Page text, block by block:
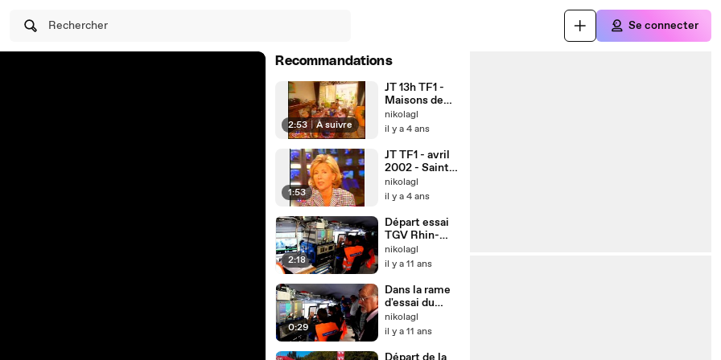
Rechercher Se connecter
Recommandations
2:53 | À suivre
JT 13h TF1 -
Maisons de
famille à Saint
Aubin sur Mer
nikolagl
il y a 4 ans
1:53
JT TF1 - avril
2002 - Saint
Aubin sur Mer
(14750)
nikolagl
il y a 4 ans
2:18
Départ essai
TGV Rhin-
Rhône
nikolagl
il y a 11 ans
0:29
Dans la rame
d'essai du
TGV Rhin-
Rhône
nikolagl
il y a 11 ans